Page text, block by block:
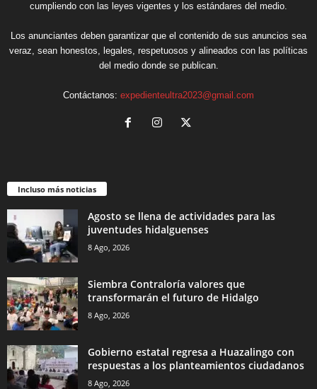
cumpliendo con las leyes vigentes y los estándares del medio.
Los anunciantes deben garantizar que el contenido de sus anuncios sea
veraz, sean honestos, legales, respetuosos y alineados con las políticas
del medio donde se publican.
Contáctanos: expedienteultra2023@gmail.com
Incluso más noticias
Agosto se llena de actividades para las
juventudes hidalguenses
8 Ago, 2026
Siembra Contraloría valores que
transformarán el futuro de Hidalgo
8 Ago, 2026
Gobierno estatal regresa a Huazalingo con
respuestas a los planteamientos ciudadanos
8 Ago, 2026